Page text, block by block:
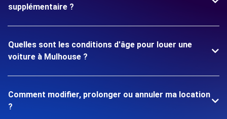
supplémentaire ?
Quelles sont les conditions d'âge pour louer une
voiture à Mulhouse ?
Comment modifier, prolonger ou annuler ma location
?